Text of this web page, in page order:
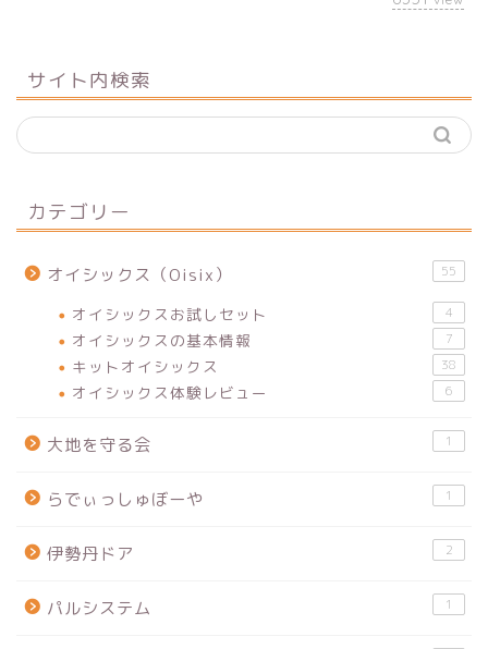
サイト内検索
カテゴリー
オイシックス（Oisix） 55
オイシックスお試しセット 4
オイシックスの基本情報 7
キットオイシックス 38
オイシックス体験レビュー 6
大地を守る会 1
らでぃっしゅぼーや 1
伊勢丹ドア 2
パルシステム 1